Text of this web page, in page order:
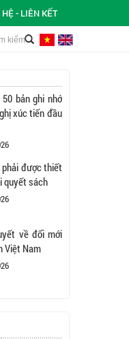
HỆ - LIÊN KẾT
bản ghi nhớ
xúc tiến đầu
được thiết
quyết sách
về đổi mới
Việt Nam